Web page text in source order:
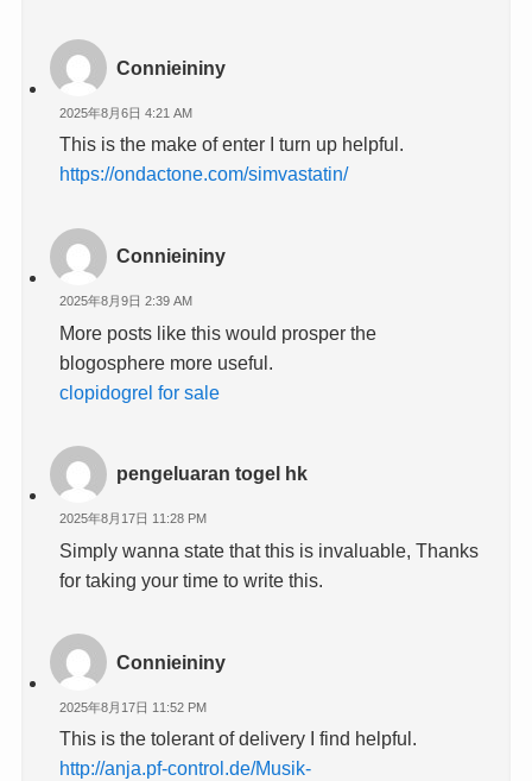
Connieininy
2025年8月6日 4:21 AM
This is the make of enter I turn up helpful.
https://ondactone.com/simvastatin/
Connieininy
2025年8月9日 2:39 AM
More posts like this would prosper the
blogosphere more useful.
clopidogrel for sale
pengeluaran togel hk
2025年8月17日 11:28 PM
Simply wanna state that this is invaluable, Thanks
for taking your time to write this.
Connieininy
2025年8月17日 11:52 PM
This is the tolerant of delivery I find helpful.
http://anja.pf-control.de/Musik-